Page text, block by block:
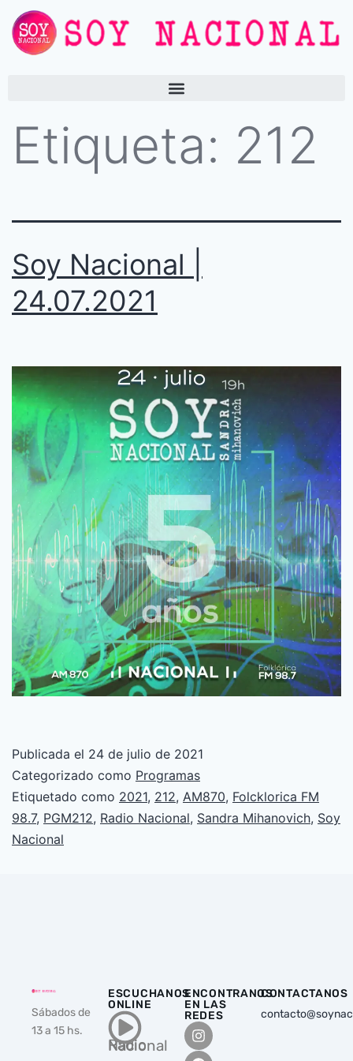
Etiqueta: 212
Soy Nacional |
24.07.2021
Publicada el 24 de julio de 2021
Categorizado como Programas
Etiquetado como 2021, 212, AM870, Folcklorica FM
98.7, PGM212, Radio Nacional, Sandra Mihanovich, Soy
Nacional
Sábados de
13 a 15 hs.
ESCUCHANOS
ONLINE
Radio Nacional
ENCONTRANOS
EN LAS
REDES
CONTACTANOS